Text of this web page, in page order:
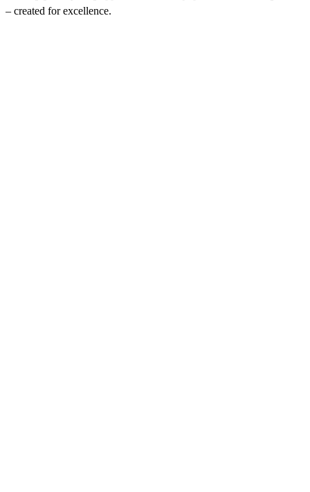
– created for excellence.